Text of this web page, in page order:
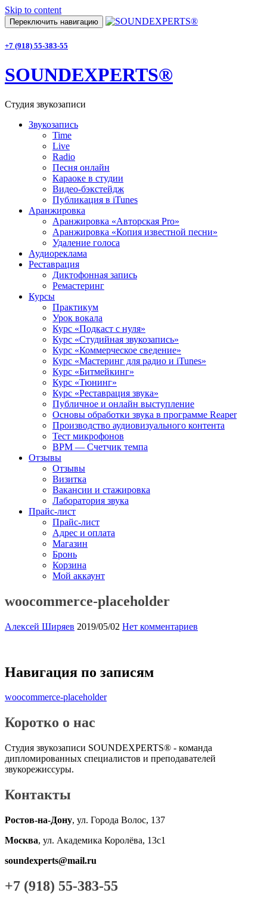
Skip to content
Переключить навигацию
+7 (918) 55-383-55
SOUNDEXPERTS®
Студия звукозаписи
Звукозапись
Time
Live
Radio
Песня онлайн
Караоке в студии
Видео-бэкстейдж
Публикация в iTunes
Аранжировка
Аранжировка «Авторская Pro»
Аранжировка «Копия известной песни»
Удаление голоса
Аудиореклама
Реставрация
Диктофонная запись
Ремастеринг
Курсы
Практикум
Урок вокала
Курс «Подкаст с нуля»
Курс «Студийная звукозапись»
Курс «Коммерческое сведение»
Курс «Мастеринг для радио и iTunes»
Курс «Битмейкинг»
Курс «Тюнинг»
Курс «Реставрация звука»
Публичное и онлайн выступление
Основы обработки звука в программе Reaper
Производство аудиовизуального контента
Тест микрофонов
BPM — Счетчик темпа
Отзывы
Отзывы
Визитка
Вакансии и стажировка
Лаборатория звука
Прайс-лист
Прайс-лист
Адрес и оплата
Магазин
Бронь
Корзина
Мой аккаунт
woocommerce-placeholder
Алексей Ширяев 2019/05/02 Нет комментариев
Навигация по записям
woocommerce-placeholder
Коротко о нас
Студия звукозаписи SOUNDEXPERTS® - команда
дипломированных специалистов и преподавателей
звукорежиссуры.
Контакты
Ростов-на-Дону, ул. Города Волос, 137
Москва, ул. Академика Королёва, 13с1
soundexperts@mail.ru
+7 (918) 55-383-55